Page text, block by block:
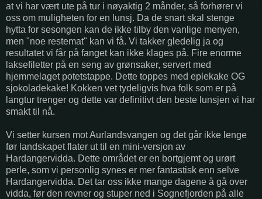
at vi har vært ute på tur i nøyaktig 2 månder, så forhører vi
oss om muligheten for en lunsj. Da de snart skal stenge
hytta for sesongen kan de ikke tilby den vanlige menyen,
men "noe restemat" kan vi få. Vi takker gledelig ja og
resultatet vi får på fanget kan ikke klages på. Fire enorme
laksefiletter på en seng av grønsaker, servert med
hjemmelaget potetstappe. Dette toppes med eplekake OG
sjokoladekake! Kokken vet tydeligvis hva folk som er på
langtur trenger og dette var definitivt den beste lunsjen vi har
smakt til nå.
Vi setter kursen mot Aurlandsvangen og det går ikke lenge
før landskapet flater ut til en mini-versjon av
Hardangervidda. Dette området er en bortgjemt og urørt
perle, som vi personlig synes er mer fantastisk enn selve
Hardangervidda. Det tar oss ikke mange dagene å gå over
vidda, før den revner og stuper ned i Sognefjorden på alle